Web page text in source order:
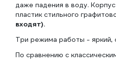
даже падения в воду.
пластик стильного
входят).
Три режима работы - яркий,
По сравнению с